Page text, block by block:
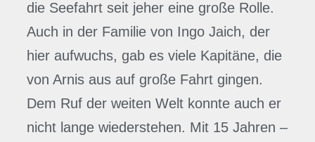
die Seefahrt seit jeher eine große Rolle.
Auch in der Familie von Ingo Jaich, der
hier aufwuchs, gab es viele Kapitäne, die
von Arnis aus auf große Fahrt gingen.
Dem Ruf der weiten Welt konnte auch er
nicht lange wiederstehen. Mit 15 Jahren –